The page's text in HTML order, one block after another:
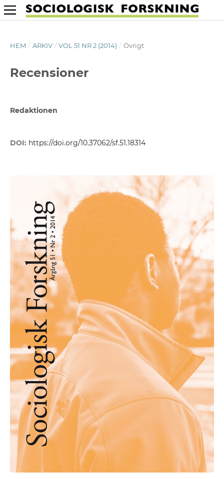
HEM / ARKIV / VOL 51 NR 2 (2014) / Övrigt
Recensioner
Redaktionen
DOI: https://doi.org/10.37062/sf.51.18314